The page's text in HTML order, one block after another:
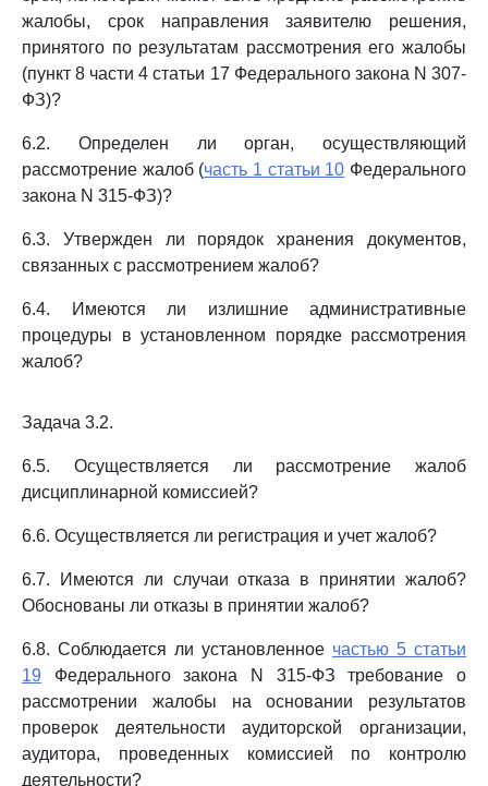
жалобы, срок направления заявителю решения,
принятого по результатам рассмотрения его жалобы
(пункт 8 части 4 статьи 17 Федерального закона N 307-
ФЗ)?
6.2. Определен ли орган, осуществляющий
рассмотрение жалоб (часть 1 статьи 10 Федерального
закона N 315-ФЗ)?
6.3. Утвержден ли порядок хранения документов,
связанных с рассмотрением жалоб?
6.4. Имеются ли излишние административные
процедуры в установленном порядке рассмотрения
жалоб?
Задача 3.2.
6.5. Осуществляется ли рассмотрение жалоб
дисциплинарной комиссией?
6.6. Осуществляется ли регистрация и учет жалоб?
6.7. Имеются ли случаи отказа в принятии жалоб?
Обоснованы ли отказы в принятии жалоб?
6.8. Соблюдается ли установленное частью 5 статьи
19 Федерального закона N 315-ФЗ требование о
рассмотрении жалобы на основании результатов
проверок деятельности аудиторской организации,
аудитора, проведенных комиссией по контролю
деятельности?